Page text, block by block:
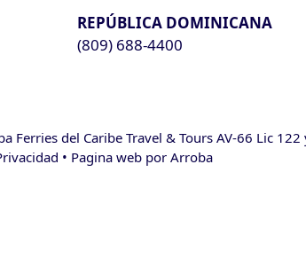
REPÚBLICA DOMINICANA
(809) 688-4400
Ferries del Caribe Travel & Tours AV-66 Lic 122
• Pagina web por Arroba